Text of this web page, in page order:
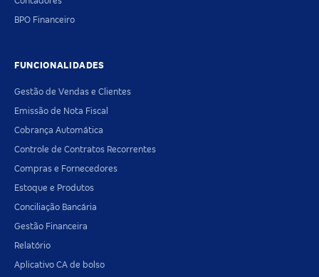
BPO Financeiro
FUNCIONALIDADES
Gestão de Vendas e Clientes
Emissão de Nota Fiscal
Cobrança Automática
Controle de Contratos Recorrentes
Compras e Fornecedores
Estoque e Produtos
Conciliação Bancária
Gestão Financeira
Relatório
Aplicativo CA de bolso